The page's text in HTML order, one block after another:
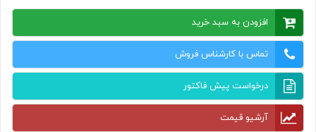
افزودن به سبد خرید
تماس با کارشناس فروش
درخواست پیش فاکتور
آرشیو قیمت